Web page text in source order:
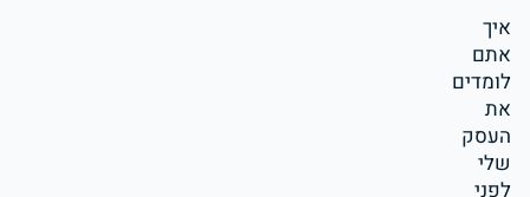
איך
אתם
לומדים
את
העסק
שלי
לפני